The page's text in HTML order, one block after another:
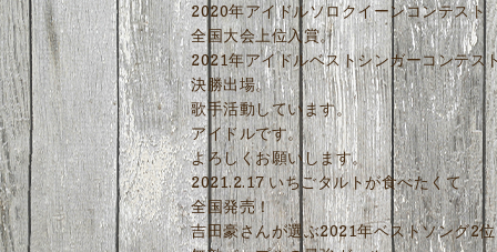
2020年アイドルソロクイーンコンテスト
全国大会上位入賞。
2021年アイドルベストシンガーコンテス
決勝出場。
歌手活動しています。
アイドルです。
よろしくお願いします。
2021.2.17 いちごタルトが食べたくて
全国発売！
吉田豪さんが選ぶ2021年ベストソング2